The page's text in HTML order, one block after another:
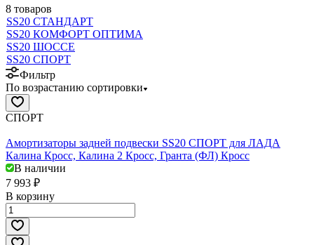
8 товаров
SS20 СТАНДАРТ
SS20 КОМФОРТ ОПТИМА
SS20 ШОССЕ
SS20 СПОРТ
Фильтр
По возрастанию сортировки
СПОРТ
Амортизаторы задней подвески SS20 СПОРТ для ЛАДА
Калина Кросс, Калина 2 Кросс, Гранта (ФЛ) Кросс
В наличии
7 993 ₽
В корзину